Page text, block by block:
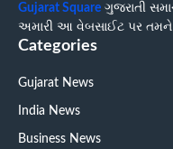
Gujarat Square ગુજરાતી
અમારી આ વેબસાઈટ પર તમને
Categories
Gujarat News
India News
Business News